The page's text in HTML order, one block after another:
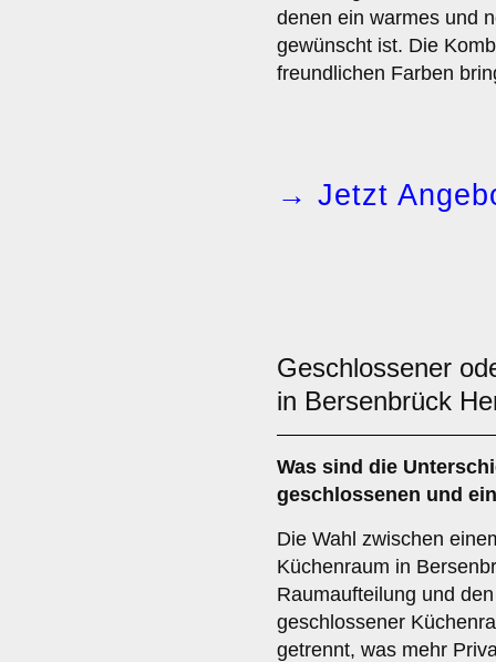
denen ein warmes und
gewünscht ist. Die
freundlichen Farben
→ Jetzt
Geschlossener
in Bersenbrück
Was sind die
geschlossenen und
Die Wahl zwischen
Küchenraum in
Raumaufteilung und
geschlossener
getrennt, was mehr